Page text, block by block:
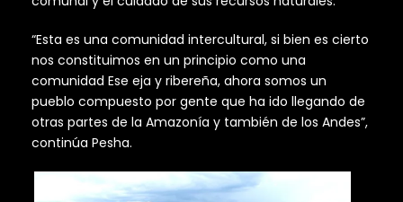
“Esta es una comunidad intercultural, si bien es cierto
nos constituimos en un principio como una
comunidad Ese eja y ribereña, ahora somos un
pueblo compuesto por gente que ha ido llegando de
otras partes de la Amazonía y también de los Andes”,
continúa Pesha.